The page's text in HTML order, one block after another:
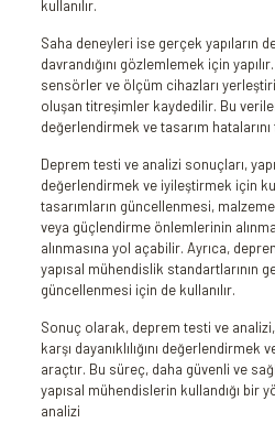
kullanılır.
Saha deneyleri ise gerçek yapıların
davrandığını gözlemlemek için
sensörler ve ölçüm cihazları
oluşan titreşimler kaydedilir. Bu
değerlendirmek ve tasarım
Deprem testi ve analizi sonuçları,
değerlendirmek ve iyileştirmek için
tasarımların güncellenmesi,
veya güçlendirme önlemlerinin
alınmasına yol açabilir. Ayrıca,
yapısal mühendislik standartlarının
güncellenmesi için de kullanılır.
Sonuç olarak, deprem testi ve
karşı dayanıklılığını
araçtır. Bu süreç, daha güvenli ve
yapısal mühendislerin kullandığı bir
analizi